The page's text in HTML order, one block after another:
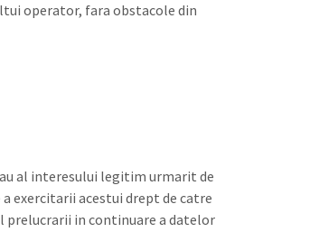
operator, fara obstacole din
al interesului legitim urmarit de
a exercitarii acestui drept de catre
prelucrarii in continuare a datelor